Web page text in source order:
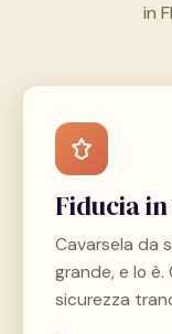
in
Fiducia in
Cavarsela da
grande, e lo
sicurezza